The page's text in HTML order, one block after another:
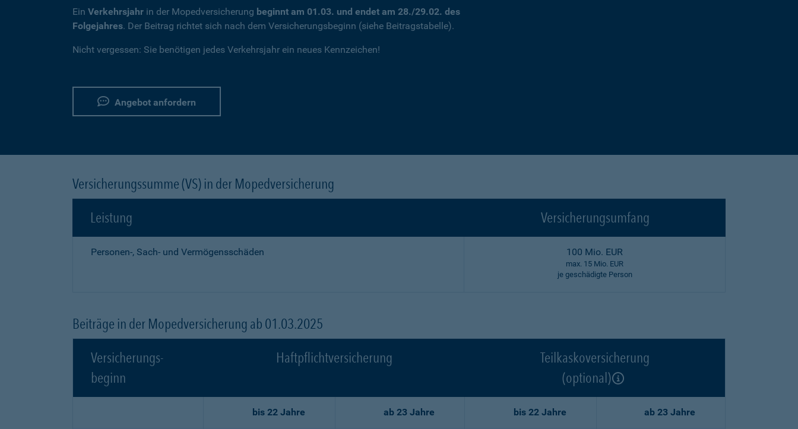
Ein Verkehrsjahr in der Mopedversicherung beginnt am 01.03. und endet am 28./29.02. des
Folgejahres. Der Beitrag richtet sich nach dem Versicherungsbeginn (siehe Beitragstabelle).
Nicht vergessen: Sie benötigen jedes Verkehrsjahr ein neues Kennzeichen!
Angebot anfordern
Versicherungssumme (VS) in der Mopedversicherung
Leistung
Versicherungsumfang
Personen-, Sach- und Vermögensschäden 100 Mio. EUR
max. 15 Mio. EUR
je geschädigte Person
Beiträge in der Mopedversicherung ab 01.03.2025
Versicherungs-
beginn
Haftpflichtversicherung
Teilkaskoversicherung
(optional)
bis 22 Jahre ab 23 Jahre bis 22 Jahre ab 23 Jahre